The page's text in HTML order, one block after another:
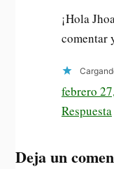
¡Hola
comentar
febrero
Respuesta
Deja un